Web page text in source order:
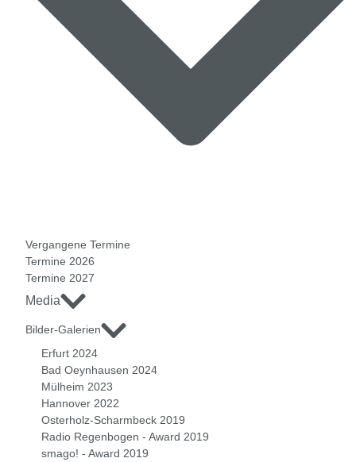
Vergangene Termine
Termine 2026
Termine 2027
Media
Bilder-Galerien
Erfurt 2024
Bad Oeynhausen 2024
Mülheim 2023
Hannover 2022
Osterholz-Scharmbeck 2019
Radio Regenbogen - Award 2019
smago! - Award 2019